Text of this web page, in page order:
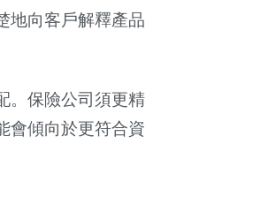
地向客戶解釋產品
。保險公司須更精
會傾向於更符合資